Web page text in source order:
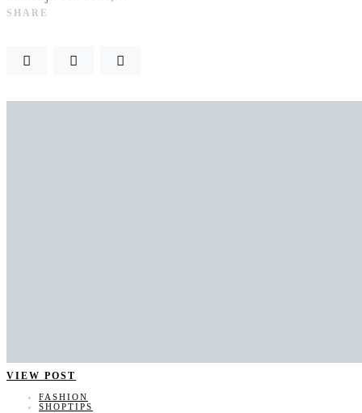
SHARE
VIEW POST
FASHION
SHOPTIPS